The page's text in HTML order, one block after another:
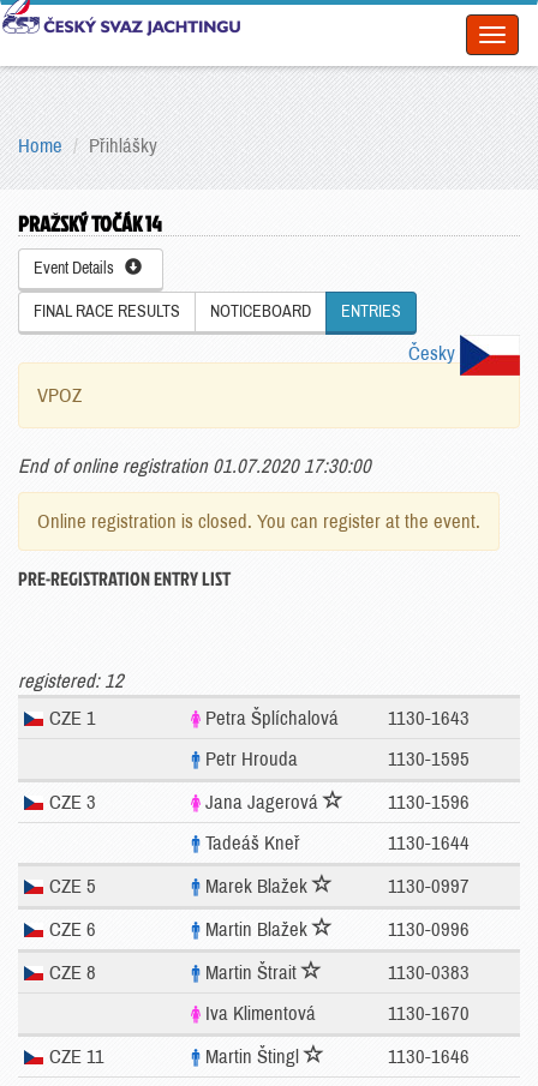
Home Přihlášky
PRAŽSKÝ TOČÁK 14
Event Details
FINAL RACE RESULTS NOTICEBOARD ENTRIES
Česky
VPOZ
End of online registration 01.07.2020 17:30:00
Online registration is closed. You can register at the event.
PRE-REGISTRATION ENTRY LIST
registered: 12
CZE 1
Petra Šplíchalová
1130-1643
Petr Hrouda
1130-1595
CZE 3 Jana Jagerová
1130-1596
Tadeáš Kneř
1130-1644
CZE 5 Marek Blažek 1130-0997
CZE 6 Martin Blažek 1130-0996
CZE 8 Martin Štrait
1130-0383
Iva Klimentová
1130-1670
CZE 11 Martin Štingl
1130-1646